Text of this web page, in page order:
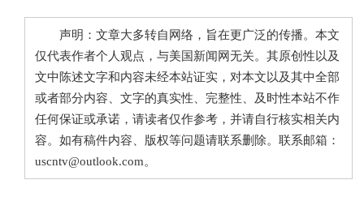
声明：文章大多转自网络，旨在更广泛的传播。本文
仅代表作者个人观点，与美国新闻网无关。其原创性以及
文中陈述文字和内容未经本站证实，对本文以及其中全部
或者部分内容、文字的真实性、完整性、及时性本站不作
任何保证或承诺，请读者仅作参考，并请自行核实相关内
容。如有稿件内容、版权等问题请联系删除。联系邮箱：
uscntv@outlook.com。